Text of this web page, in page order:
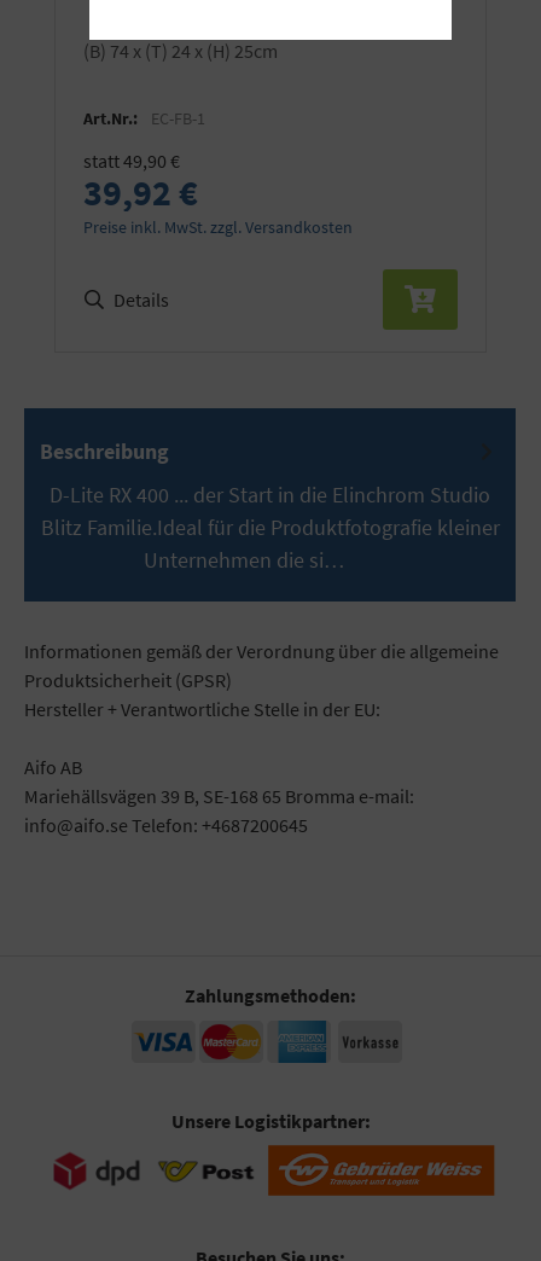
(B) 74 x (T) 24 x (H) 25cm
Art.Nr.: EC-FB-1
statt 49,90 €
39,92 €
Preise inkl. MwSt. zzgl. Versandkosten
Details
Beschreibung
D-Lite RX 400 ... der Start in die Elinchrom Studio
Blitz Familie.Ideal für die Produktfotografie kleiner
Unternehmen die si…
Informationen gemäß der Verordnung über die allgemeine
Produktsicherheit (GPSR)
Hersteller + Verantwortliche Stelle in der EU:
Aifo AB
Mariehällsvägen 39 B, SE-168 65 Bromma e-mail:
info@aifo.se Telefon: +4687200645
Zahlungsmethoden:
Unsere Logistikpartner: